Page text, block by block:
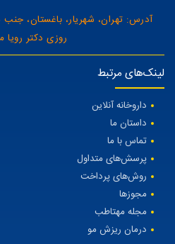
آدرس: تهران، شهریار، باغستان، جنب
روزی دکتر رویا
لینک‌های مرتبط
داروخانه آنلاین
داستان ما
تماس با ما
پرسش‌های متداول
روش‌های پرداخت
مجوزها
مجله مهتاطب
درمان ریزش مو